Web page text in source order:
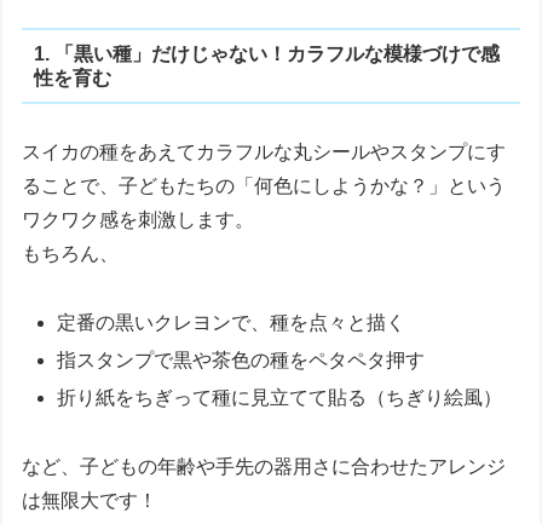
1. 「黒い種」だけじゃない！カラフルな模様づけで感
性を育む
スイカの種をあえてカラフルな丸シールやスタンプにす
ることで、子どもたちの「何色にしようかな？」という
ワクワク感を刺激します。
もちろん、
定番の黒いクレヨンで、種を点々と描く
指スタンプで黒や茶色の種をペタペタ押す
折り紙をちぎって種に見立てて貼る（ちぎり絵風）
など、子どもの年齢や手先の器用さに合わせたアレンジ
は無限大です！